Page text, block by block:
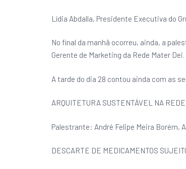
Lídia Abdalla, Presidente Executiva do
No final da manhã ocorreu, ainda, a
Gerente de Marketing da Rede Mater Dei.
A tarde do dia 28 contou ainda com as
ARQUITETURA SUSTENTÁVEL NA
Palestrante: André Felipe Meira Borém,
DESCARTE DE MEDICAMENTOS